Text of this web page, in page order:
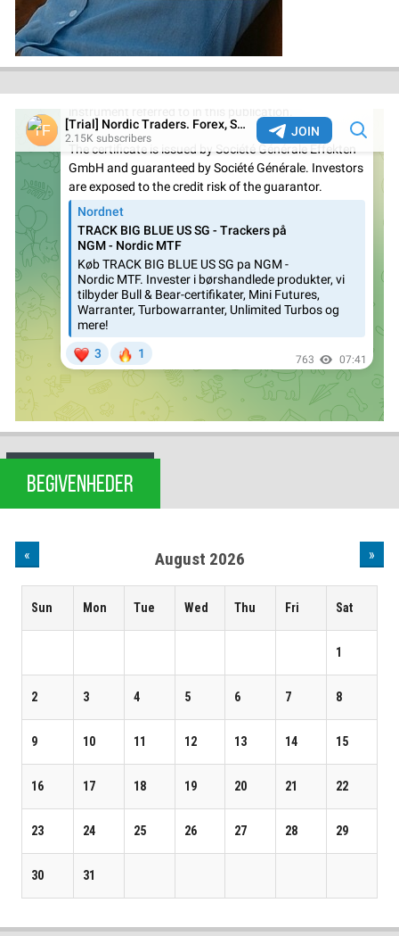
BEGIVENHEDER
« August 2026 »
Sun Mon Tue Wed Thu Fri Sat
1
2 3 4 5 6 7 8
9 10 11 12 13 14 15
16 17 18 19 20 21 22
23 24 25 26 27 28 29
30 31